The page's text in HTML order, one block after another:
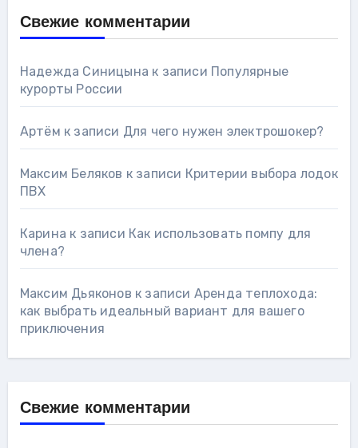
Свежие комментарии
Надежда Синицына к записи Популярные
курорты России
Артём к записи Для чего нужен электрошокер?
Максим Беляков к записи Критерии выбора лодок
ПВХ
Карина к записи Как использовать помпу для
члена?
Максим Дьяконов к записи Аренда теплохода:
как выбрать идеальный вариант для вашего
приключения
Свежие комментарии